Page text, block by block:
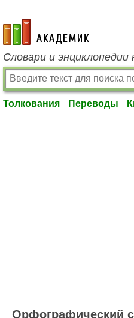
academic.ru
Словари и энциклопедии
Толкования Переводы
Орфографический